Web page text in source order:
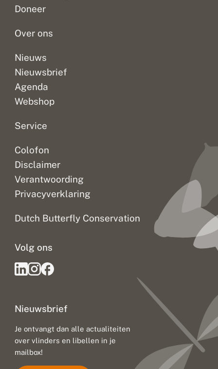
Doneer
Over ons
Nieuws
Nieuwsbrief
Agenda
Webshop
Service
Colofon
Disclaimer
Verantwoording
Privacyverklaring
Dutch Butterfly Conservation
Nieuwsbrief
Je ontvangt dan alle actualiteiten
over vlinders en libellen in je
mailbox!
Volg ons